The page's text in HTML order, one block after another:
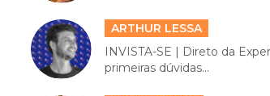
ARTHUR LESSA
INVISTA-SE | Direto da
primeiras dúvidas...